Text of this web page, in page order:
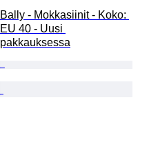
Bally - Mokkasiinit - Koko:
EU 40 - Uusi
pakkauksessa